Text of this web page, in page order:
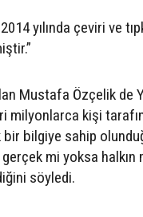
yılında çeviri ve
Mustafa Özçelik de
milyonlarca kişi
bilgiye sahip
gerçek mi yoksa
söyledi.